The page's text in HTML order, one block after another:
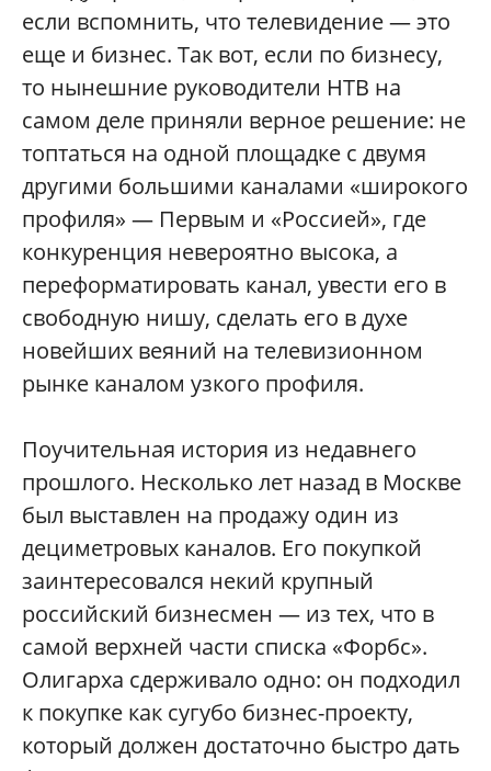
если вспомнить, что телевидение — это
еще и бизнес. Так вот, если по бизнесу,
то нынешние руководители НТВ на
самом деле приняли верное решение: не
топтаться на одной площадке с двумя
другими большими каналами «широкого
профиля» — Первым и «Россией», где
конкуренция невероятно высока, а
переформатировать канал, увести его в
свободную нишу, сделать его в духе
новейших веяний на телевизионном
рынке каналом узкого профиля.
Поучительная история из недавнего
прошлого. Несколько лет назад в Москве
был выставлен на продажу один из
дециметровых каналов. Его покупкой
заинтересовался некий крупный
российский бизнесмен — из тех, что в
самой верхней части списка «Форбс».
Олигарха сдерживало одно: он подходил
к покупке как сугубо бизнес-проекту,
который должен достаточно быстро дать